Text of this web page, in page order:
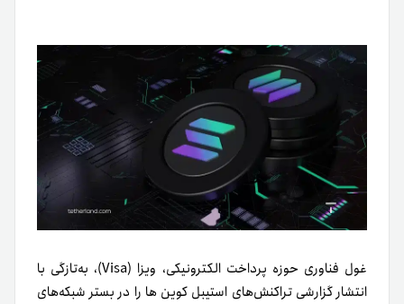
غول فناوری حوزه پرداخت الکترونیکی، ویزا (Visa)، به‌تازگی با
انتشار گزارشی تراکنش‌های استیبل کوین ها را در بستر شبکه‌های